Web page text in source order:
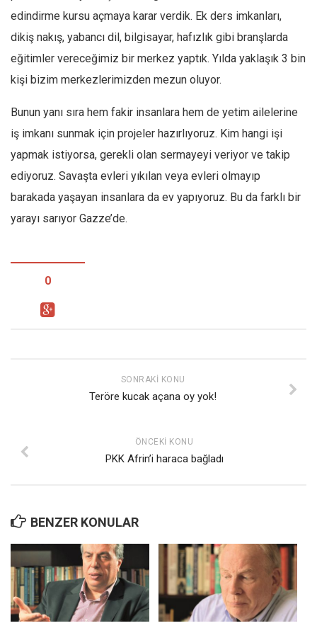
edindirme kursu açmaya karar verdik. Ek ders imkanları,
dikiş nakış, yabancı dil, bilgisayar, hafızlık gibi branşlarda
eğitimler vereceğimiz bir merkez yaptık. Yılda yaklaşık 3 bin
kişi bizim merkezlerimizden mezun oluyor.
Bunun yanı sıra hem fakir insanlara hem de yetim ailelerine
iş imkanı sunmak için projeler hazırlıyoruz. Kim hangi işi
yapmak istiyorsa, gerekli olan sermayeyi veriyor ve takip
ediyoruz. Savaşta evleri yıkılan veya evleri olmayıp
barakada yaşayan insanlara da ev yapıyoruz. Bu da farklı bir
yarayı sarıyor Gazze’de.
0
SONRAKI KONU
Teröre kucak açana oy yok!
ÖNCEKI KONU
PKK Afrin’i haraca bağladı
BENZER KONULAR